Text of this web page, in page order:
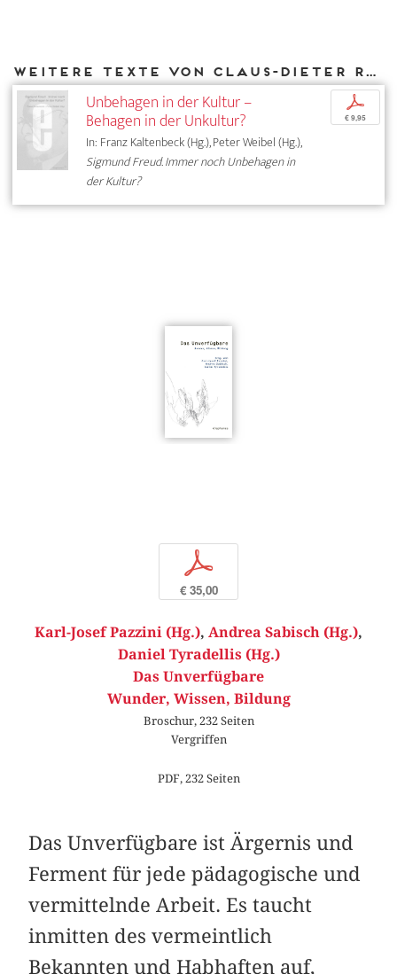
Weitere Texte von Claus-Dieter Rath bei DIAPHANES
Unbehagen in der Kultur –
Behagen in der Unkultur?
In: Franz Kaltenbeck (Hg.), Peter Weibel (Hg.),
Sigmund Freud. Immer noch Unbehagen in
der Kultur?
p
€ 9,95
p
€ 35,00
Karl-Josef Pazzini (Hg.), Andrea Sabisch (Hg.),
Daniel Tyradellis (Hg.)
Das Unverfügbare
Wunder, Wissen, Bildung
Broschur, 232 Seiten
Vergriffen
PDF, 232 Seiten
Das Unverfügbare ist Ärgernis und
Ferment für jede pädagogische und
vermittelnde Arbeit. Es taucht
inmitten des vermeintlich
Bekannten und Habhaften auf,